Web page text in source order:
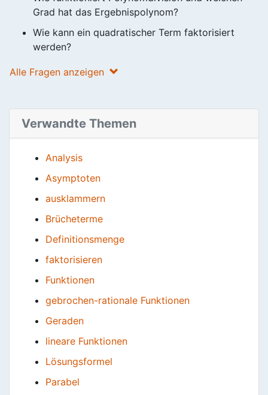
Grad hat das Ergebnispolynom?
Wie kann ein quadratischer Term faktorisiert
werden?
Alle Fragen anzeigen
Verwandte Themen
Analysis
Asymptoten
ausklammern
Brücheterme
Definitionsmenge
faktorisieren
Funktionen
gebrochen-rationale Funktionen
Geraden
lineare Funktionen
Lösungsformel
Parabel